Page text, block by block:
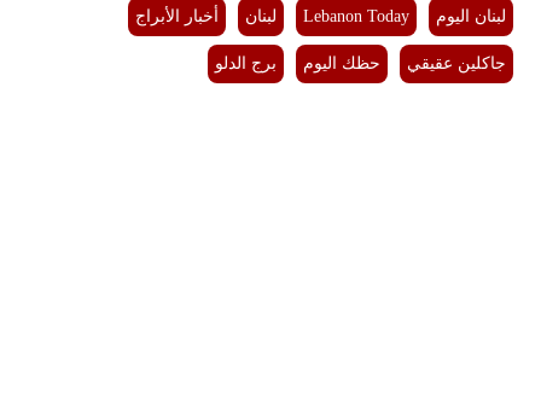
لبنان اليوم Lebanon Today لبنان أخبار الأبراج
جاكلين عقيقي حظك اليوم برج الدلو